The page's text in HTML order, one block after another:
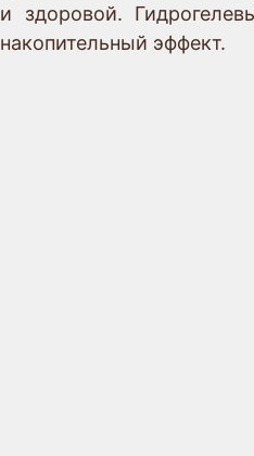
и здоровой.
накопительный эффект.